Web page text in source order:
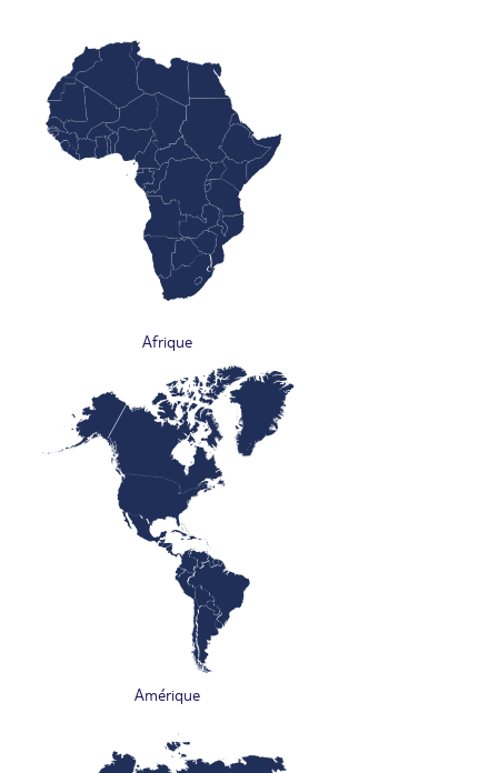
Afrique
Amérique